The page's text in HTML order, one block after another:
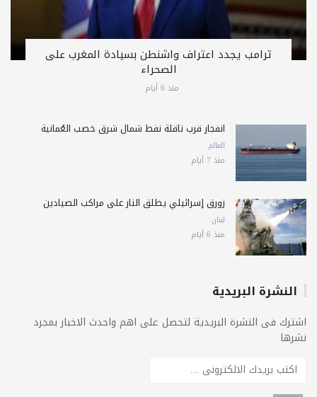
ترامب يجدد اعتراف واشنطن بسيادة المغرب على
الصحراء
منذ 6 أيام
انفجار قرب ناقلة نفط شمال شرق خصب العُمانية
العالم
منذ 7 أيام
زورق إسرائيلي يطلق النار على مراكب الصيادين
لبنان
منذ 6 أيام
النشرة البريدية
اشترك فى النشرة البريدية لتحصل على اهم واحدث الاخبار بمجرد
نشرها